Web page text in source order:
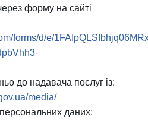
форму на сайті
forms/d/e/
до надавача послуг із:
media/
даних: